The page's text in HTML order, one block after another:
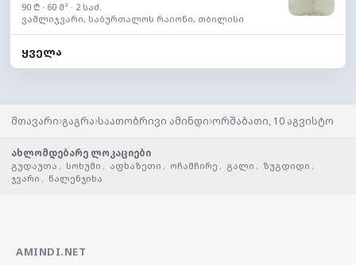
90 ₾ · 60 მ² · 2 საძ.
ვაშლიჯვარი, საბურთალოს რაიონი, თბილისი
ყველა
მთავარი›გაგრა›საათობრივი ამინდი›ორშაბათი, 10 აგვისტო
ახლომდებარე ლოკაციები
გუდაუთა , სოხუმი , აფხაზეთი , ოჩამჩირე , გალი , ზუგდიდი ,
ჯვარი , წალენჯიხა
AMINDI.NET